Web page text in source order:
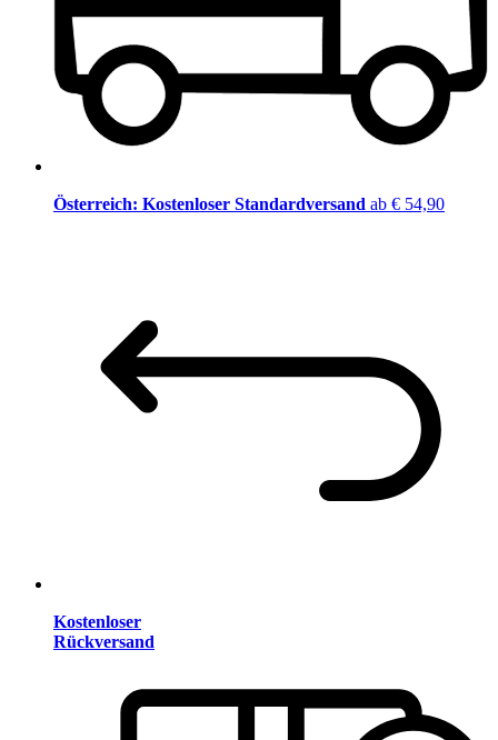
Österreich: Kostenloser Standardversand ab € 54,90
Kostenloser
Rückversand